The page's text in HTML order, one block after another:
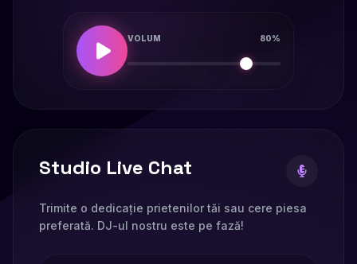
VOLUM 80%
Studio Live Chat
Trimite o dedicație prietenilor tăi sau cere piesa
preferată. DJ-ul nostru este pe fază!